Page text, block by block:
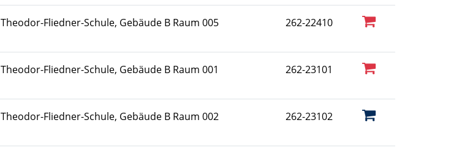
Theodor-Fliedner-Schule, Gebäude B Raum 005 262-22410
Theodor-Fliedner-Schule, Gebäude B Raum 001 262-23101
Theodor-Fliedner-Schule, Gebäude B Raum 002 262-23102